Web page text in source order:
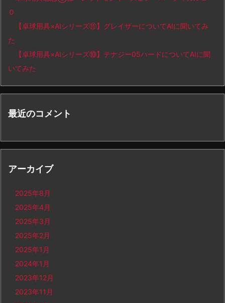
０
【卓球用具×AIシリーズ⑪】グレイザーについてAIに聞いてみ
た
【卓球用具×AIシリーズ⑩】テナジー05ハードについてAIに聞
いてみた
最近のコメント
アーカイブ
2025年8月
2025年4月
2025年3月
2025年2月
2025年1月
2024年1月
2023年12月
2023年11月